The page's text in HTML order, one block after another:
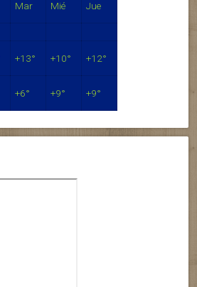
Mar Mié Jue
+13° +10° +12°
+6° +9° +9°